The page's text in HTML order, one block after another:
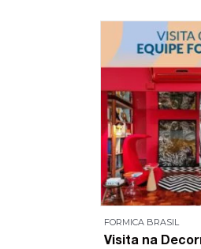
FORMICA BRASIL
Visita na